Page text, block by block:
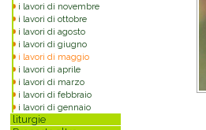
i lavori di novembre
i lavori di ottobre
i lavori di agosto
i lavori di giugno
i lavori di maggio
i lavori di aprile
i lavori di marzo
i lavori di febbraio
i lavori di gennaio
liturgie